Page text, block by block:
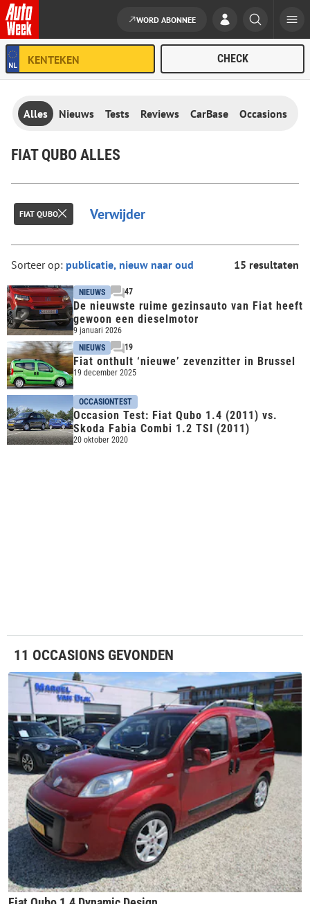
Ga naar de inhoud
WORD ABONNEE
Alles Nieuws Tests Reviews CarBase Occasions
FIAT QUBO ALLES
FIAT QUBO Verwijder
Sorteer op: 15 resultaten
NIEUWS 47
De nieuwste ruime gezinsauto van Fiat heeft
gewoon een dieselmotor
9 januari 2026
NIEUWS
19
Fiat onthult ‘nieuwe’ zevenzitter in Brussel
19 december 2025
OCCASIONTEST
Occasion Test: Fiat Qubo 1.4 (2011) vs.
Skoda Fabia Combi 1.2 TSI (2011)
20 oktober 2020
11 OCCASIONS GEVONDEN